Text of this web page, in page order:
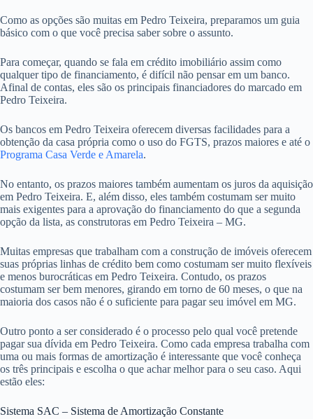
Como as opções são muitas em Pedro Teixeira, preparamos um guia
básico com o que você precisa saber sobre o assunto.
Para começar, quando se fala em crédito imobiliário assim como
qualquer tipo de financiamento, é difícil não pensar em um banco.
Afinal de contas, eles são os principais financiadores do marcado em
Pedro Teixeira.
Os bancos em Pedro Teixeira oferecem diversas facilidades para a
obtenção da casa própria como o uso do FGTS, prazos maiores e até o
Programa Casa Verde e Amarela.
No entanto, os prazos maiores também aumentam os juros da aquisição
em Pedro Teixeira. E, além disso, eles também costumam ser muito
mais exigentes para a aprovação do financiamento do que a segunda
opção da lista, as construtoras em Pedro Teixeira – MG.
Muitas empresas que trabalham com a construção de imóveis oferecem
suas próprias linhas de crédito bem como costumam ser muito flexíveis
e menos burocráticas em Pedro Teixeira. Contudo, os prazos
costumam ser bem menores, girando em torno de 60 meses, o que na
maioria dos casos não é o suficiente para pagar seu imóvel em MG.
Outro ponto a ser considerado é o processo pelo qual você pretende
pagar sua dívida em Pedro Teixeira. Como cada empresa trabalha com
uma ou mais formas de amortização é interessante que você conheça
os três principais e escolha o que achar melhor para o seu caso. Aqui
estão eles:
Sistema SAC – Sistema de Amortização Constante